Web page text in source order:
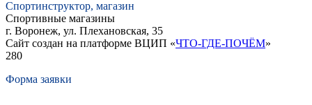
Спортинструктор, магазин
Спортивные магазины
г. Воронеж, ул. Плехановская, 35
Сайт создан на платформе ВЦИП «ЧТО-ГДЕ-ПОЧЁМ»
280
Форма заявки